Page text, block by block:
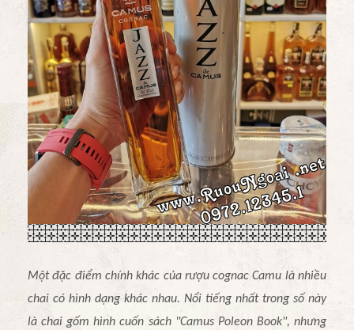
Một đặc điểm chính khác của rượu cognac Camu là nhiều
chai có hình dạng khác nhau. Nổi tiếng nhất trong số này
là chai gốm hình cuốn sách "Camus Poleon Book", nhưng